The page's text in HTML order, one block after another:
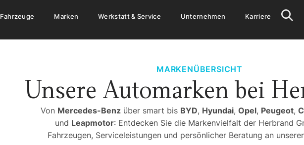
Fahrzeuge Marken Werkstatt & Service Unternehmen Karriere
MARKENÜBERSICHT
Unsere Automarken bei
Von Mercedes-Benzüber smart bis BYD, Hyundai, Opel, Peugeot,
und Leapmotor: Entdecken Sie die Markenvielfalt der Herbrand
Fahrzeugen, Serviceleistungen und persönlicher Beratung an